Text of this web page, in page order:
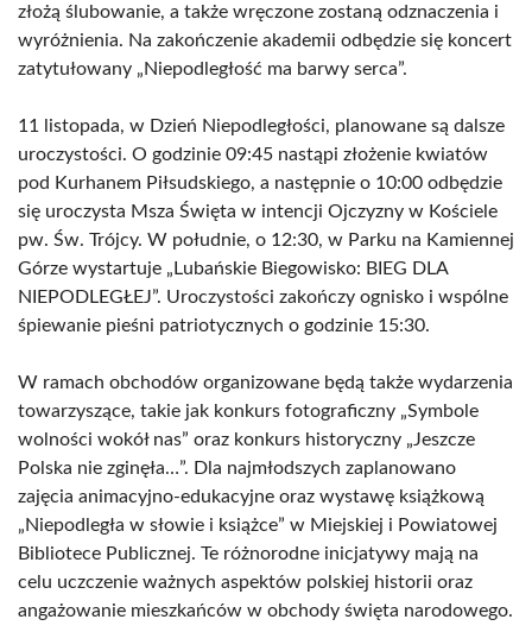
złożą ślubowanie, a także wręczone zostaną odznaczenia i
wyróżnienia. Na zakończenie akademii odbędzie się koncert
zatytułowany „Niepodległość ma barwy serca”.
11 listopada, w Dzień Niepodległości, planowane są dalsze
uroczystości. O godzinie 09:45 nastąpi złożenie kwiatów
pod Kurhanem Piłsudskiego, a następnie o 10:00 odbędzie
się uroczysta Msza Święta w intencji Ojczyzny w Kościele
pw. Św. Trójcy. W południe, o 12:30, w Parku na Kamiennej
Górze wystartuje „Lubańskie Biegowisko: BIEG DLA
NIEPODLEGŁEJ”. Uroczystości zakończy ognisko i wspólne
śpiewanie pieśni patriotycznych o godzinie 15:30.
W ramach obchodów organizowane będą także wydarzenia
towarzyszące, takie jak konkurs fotograficzny „Symbole
wolności wokół nas” oraz konkurs historyczny „Jeszcze
Polska nie zginęła…”. Dla najmłodszych zaplanowano
zajęcia animacyjno-edukacyjne oraz wystawę książkową
„Niepodległa w słowie i książce” w Miejskiej i Powiatowej
Bibliotece Publicznej. Te różnorodne inicjatywy mają na
celu uczczenie ważnych aspektów polskiej historii oraz
angażowanie mieszkańców w obchody święta narodowego.